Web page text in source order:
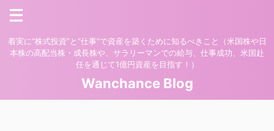
着実に“株式投資”と“仕事”で資産を築くために知るべきこと（米国株や日
本株の高配当株・成長株や、サラリーマンでの給与、仕事成功、米国赴
任を通じて1億円資産を目指す！）
Wanchance Blog